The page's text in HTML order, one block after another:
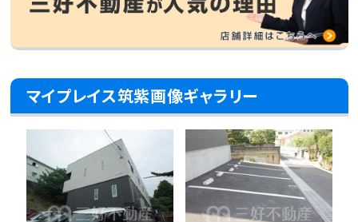
マイプレイス筑紫画像ギャラリー